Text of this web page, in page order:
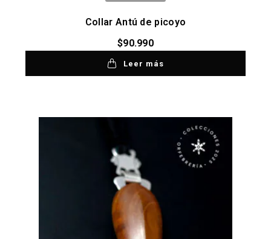
Collar Antú de picoyo
$90.990
Leer más